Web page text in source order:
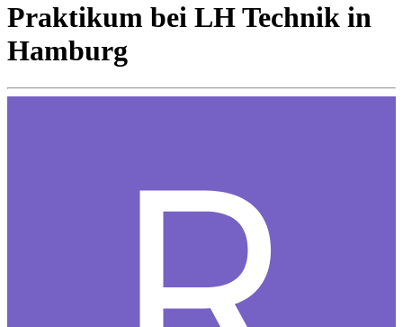
Praktikum bei LH Technik in
Hamburg